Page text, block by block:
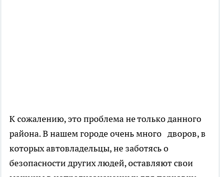
К сожалению, это проблема не только данного
района. В нашем городе очень много дворов, в
которых автовладельцы, не заботясь о
безопасности других людей, оставляют свои